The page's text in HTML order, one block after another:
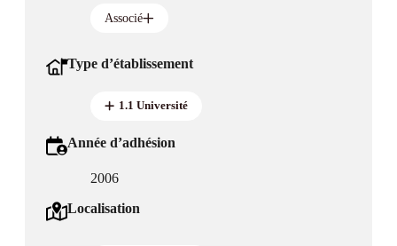
Associé
Type d’établissement
1.1 Université
Année d’adhésion
2006
Localisation